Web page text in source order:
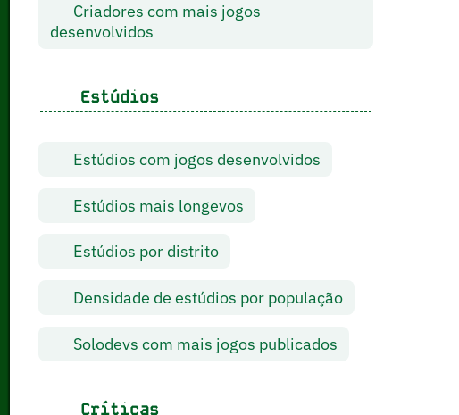
Criadores com mais jogos
desenvolvidos
Estúdios
Estúdios com jogos desenvolvidos
Estúdios mais longevos
Estúdios por distrito
Densidade de estúdios por população
Solodevs com mais jogos publicados
Críticas